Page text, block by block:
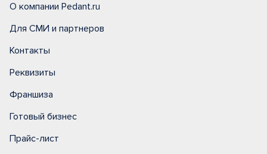
О компании Pedant.ru
Для СМИ и партнеров
Контакты
Реквизиты
Франшиза
Готовый бизнес
Прайс-лист